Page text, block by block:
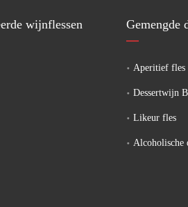
wijnflessen Gemengde
Aperitief fles
Dessertwijn
Likeur fles
Alcoholische